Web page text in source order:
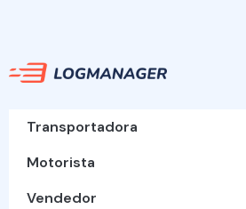
Transportadora
Motorista
Vendedor